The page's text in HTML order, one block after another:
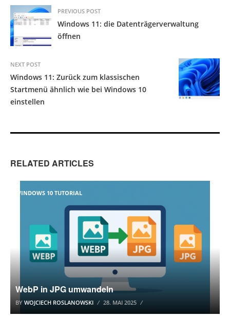
PREVIOUS POST
Windows 11: die Datenträgerverwaltung
öffnen
NEXT POST
Windows 11: Zurück zum klassischen
Startmenü ähnlich wie bei Windows 10
einstellen
RELATED ARTICLES
WINDOWS 10 TUTORIAL
WebP in JPG umwandeln
BY WOJCIECH ROSLANOWSKI 28. MAI 2025